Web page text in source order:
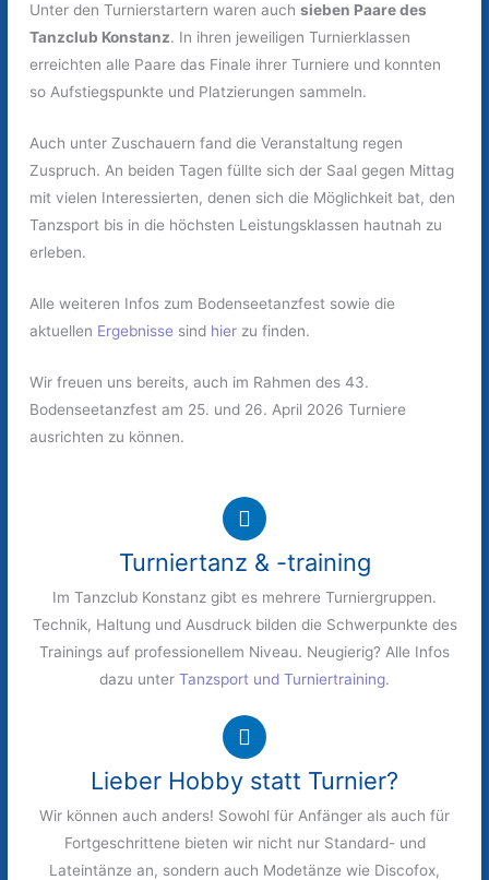
Unter den Turnierstartern waren auchsieben Paare des
Tanzclub Konstanz. In ihren jeweiligen Turnierklassen
erreichten alle Paare das Finale ihrer Turniere und konnten
so Aufstiegspunkte und Platzierungen sammeln.
Auch unter Zuschauern fand die Veranstaltung regen
Zuspruch. An beiden Tagen füllte sich der Saal gegen Mittag
mit vielen Interessierten, denen sich die Möglichkeit bat, den
Tanzsport bis in die höchsten Leistungsklassen hautnah zu
erleben.
Alle weiteren Infos zum Bodenseetanzfest sowie die
aktuellen Ergebnisse sind hier zu finden.
Wir freuen uns bereits, auch im Rahmen des 43.
Bodenseetanzfest am 25. und 26. April 2026 Turniere
ausrichten zu können.
Turniertanz & -training
Im Tanzclub Konstanz gibt es mehrere Turniergruppen.
Technik, Haltung und Ausdruck bilden die Schwerpunkte des
Trainings auf professionellem Niveau. Neugierig? Alle Infos
dazu unter Tanzsport und Turniertraining.
Lieber Hobby statt Turnier?
Wir können auch anders! Sowohl für Anfänger als auch für
Fortgeschrittene bieten wir nicht nur Standard- und
Lateintänze an, sondern auch Modetänze wie Discofox,